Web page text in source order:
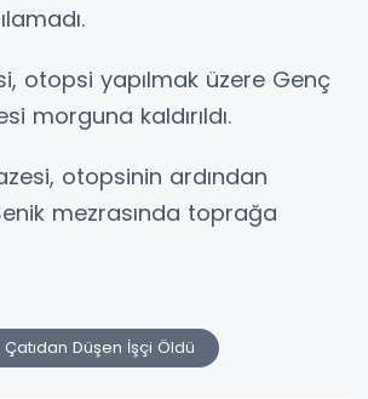
otopsi yapılmak üzere Genç
morguna kaldırıldı.
otopsinin ardından
mezrasında toprağa
Düşen İşçi Öldü